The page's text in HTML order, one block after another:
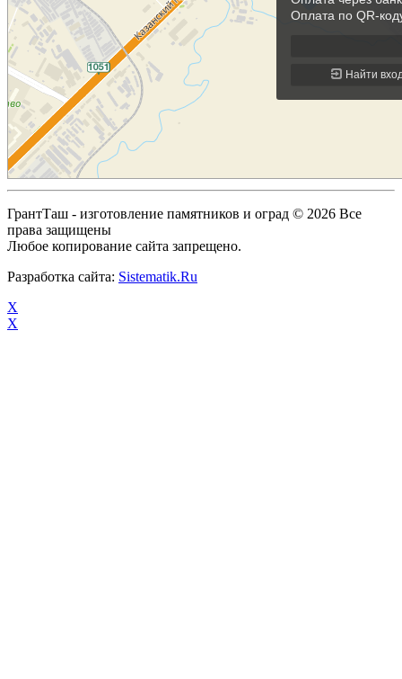
ГрантТаш - изготовление памятников и оград © 2026 Все
права защищены
Любое копирование сайта запрещено.
Разработка сайта: Sistematik.Ru
X
X